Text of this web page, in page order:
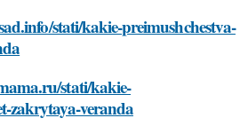
stati/kakie-preimushchestva-
stati/kakie-
zakrytaya-veranda